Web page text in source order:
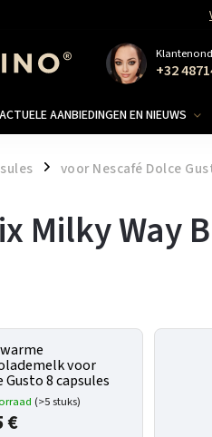
+32
ACTUELE AANBIEDINGEN EN NIEUWS
/ voor Nescafé Dolce
Milky Way
voor
Gusto 8 capsules
(>5 stuks)
€